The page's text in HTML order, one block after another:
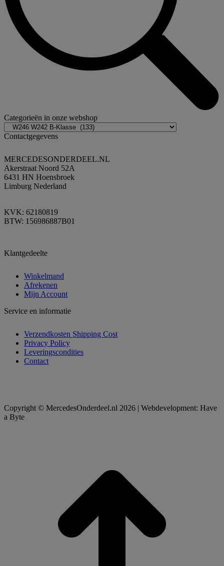
Categorieën in onze webshop
Contactgegevens
MERCEDESONDERDEEL.NL
Akerstraat Noord 52A
6431 HN Hoensbroek
Limburg Nederland
KVK: 62180819
BTW: 156986887B01
Klantgedeelte
Winkelmand
Afrekenen
Mijn Account
Service en informatie
Verzendkosten Shipping Cost
Privacy Policy
Leveringscondities
Contact
Copyright © MercedesOnderdeel.nl 2026 | Webdevelopment: Have
a Byte